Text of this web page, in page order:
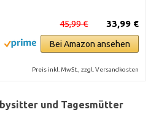
33,99 €
45,99 €
Bei Amazon ansehen
Preis inkl. MwSt., zzgl. Versandkosten
und Tagesmütter